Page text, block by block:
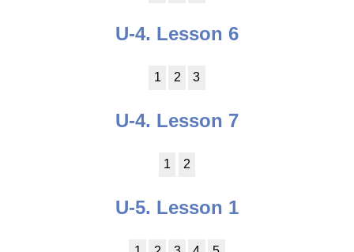
U-4. Lesson 6
1 2 3
U-4. Lesson 7
1 2
U-5. Lesson 1